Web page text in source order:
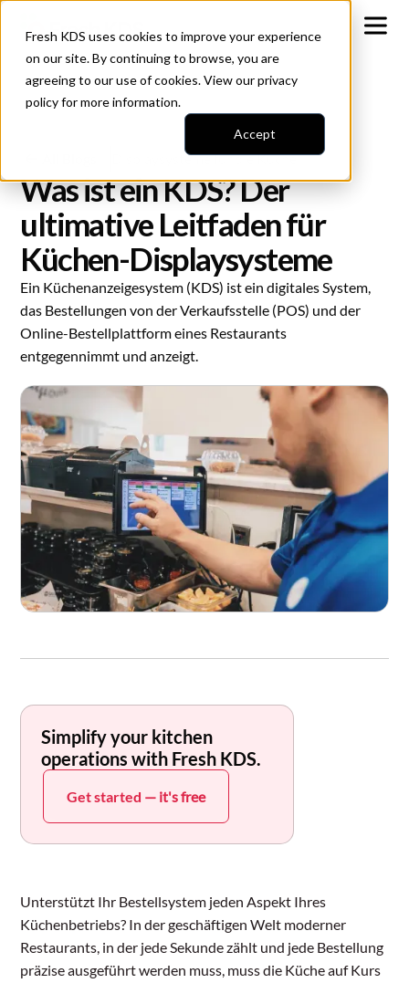
Fresh KDS uses cookies to improve your experience
on our site. By continuing to browse, you are
agreeing to our use of cookies. View ourprivacy
policyfor more information.
Accept
Displaysysteme für die Küche
Was ist ein KDS? Der
ultimative Leitfaden für
Küchen-Displaysysteme
Ein Küchenanzeigesystem (KDS) ist ein digitales System,
das Bestellungen von der Verkaufsstelle (POS) und der
Online-Bestellplattform eines Restaurants
entgegennimmt und anzeigt.
Simplify your kitchen
operations with Fresh KDS.
Get started — it's free
Unterstützt Ihr Bestellsystem jeden Aspekt Ihres
Küchenbetriebs? In der geschäftigen Welt moderner
Restaurants, in der jede Sekunde zählt und jede Bestellung
präzise ausgeführt werden muss, muss die Küche auf Kurs